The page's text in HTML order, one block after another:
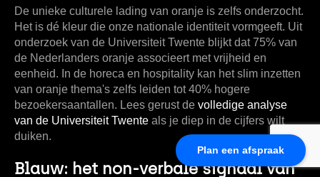
Plan een afspraak
De unieke culturele lading van oranje is zelfs onderzocht.
Het is dé kleur die onze nationale identiteit vormgeeft. Uit
onderzoek van de Universiteit Twente blijkt dat75% van
de Nederlanders oranje associeert met vrijheid en
eenheid. In de horeca en hospitality kan het slim inzetten
van oranje thema's zelfs leiden tot40% hogere
bezoekersaantallen. Lees gerust de volledige analyse
van de Universiteit Twente als je diep in de cijfers wilt
duiken.
Blauw: het non-verbale signaal van